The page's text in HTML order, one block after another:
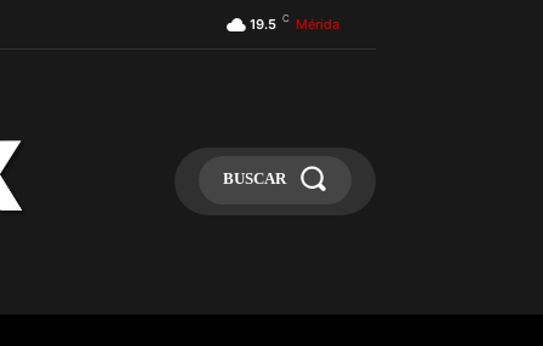
19.5 C Mérida
BUSCAR